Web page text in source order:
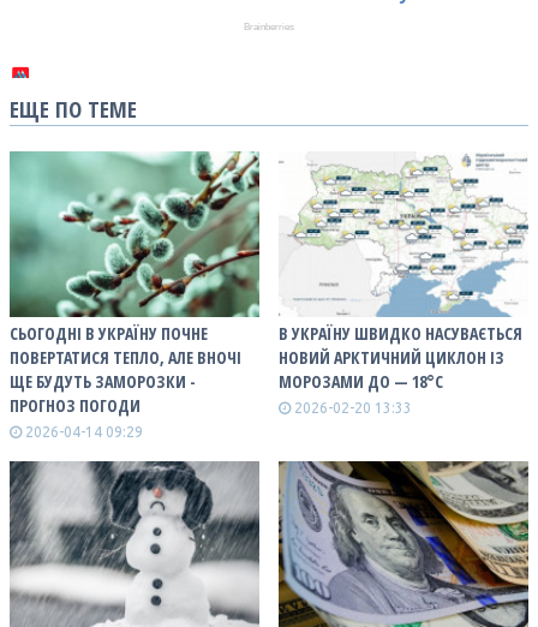
ЕЩЕ ПО ТЕМЕ
СЬОГОДНІ В УКРАЇНУ ПОЧНЕ
ПОВЕРТАТИСЯ ТЕПЛО, АЛЕ ВНОЧІ
ЩЕ БУДУТЬ ЗАМОРОЗКИ -
ПРОГНОЗ ПОГОДИ
2026-04-14 09:29
В УКРАЇНУ ШВИДКО НАСУВАЄТЬСЯ
НОВИЙ АРКТИЧНИЙ ЦИКЛОН ІЗ
МОРОЗАМИ ДО — 18°С
2026-02-20 13:33